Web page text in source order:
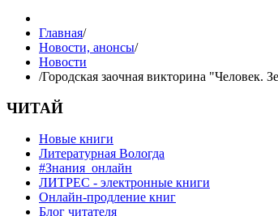
Главная/
Новости, анонсы/
Новости
/Городская заочная викторина "Человек.
ЧИТАЙ
Новые книги
Литературная Вологда
#Знания_онлайн
ЛИТРЕС - электронные книги
Онлайн-продление книг
Блог читателя